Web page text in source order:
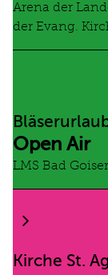
Arena der
der Evang.
Open Air
LMS Bad
Kirche St.